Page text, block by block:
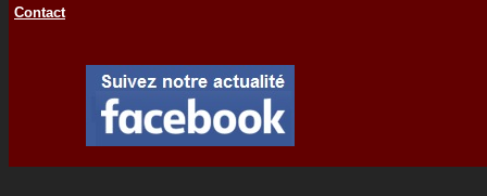
Contact